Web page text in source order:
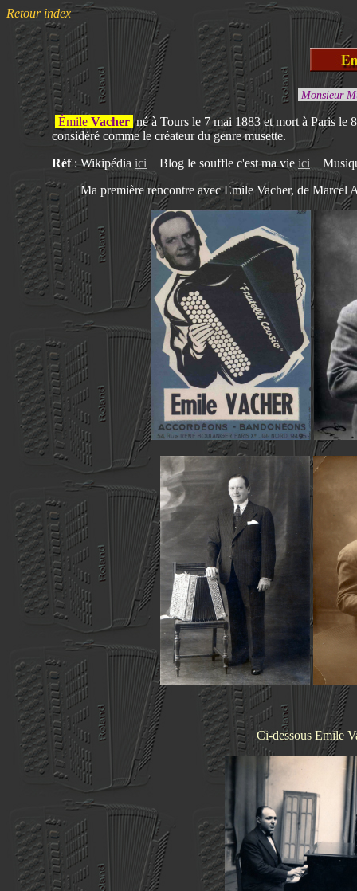
Retour index
Monsieur
Émile Vacher né à Tours le 7 mai 1883 et mort à Paris le
considéré comme le créateur du genre musette.
Réf: Wikipédia ici Blog le souffle c'est ma vie ici
Ma première rencontre avec Emile Vacher, de Marcel
Ci-dessous Emile